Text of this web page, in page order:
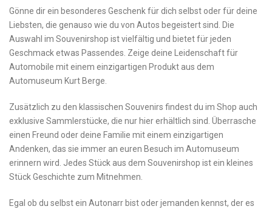
Gönne dir ein ⁣besonderes⁢ Geschenk für dich‌ selbst oder ​für‌ deine
Liebsten,‍ die genauso wie ‍du von Autos begeistert ⁤sind. ‌Die
⁤Auswahl im Souvenirshop ist vielfältig ⁤und bietet für ⁤jeden
Geschmack‍ etwas Passendes. Zeige deine⁣ Leidenschaft für⁣
Automobile‍ mit einem einzigartigen Produkt aus dem
Automuseum ‍Kurt Berge.
Zusätzlich zu den klassischen ​Souvenirs findest ‌du ‍im ⁣Shop auch
exklusive Sammlerstücke, die nur hier erhältlich sind. Überrasche
einen Freund oder deine⁤ Familie mit⁣ einem einzigartigen
Andenken,‌ das ⁢sie immer an‍ euren Besuch ⁤im Automuseum
erinnern wird. ‍Jedes Stück aus dem Souvenirshop ist ein kleines
‌Stück Geschichte zum Mitnehmen.
Egal ob du selbst ein⁣ Autonarr bist oder⁣ jemanden kennst,​ der es